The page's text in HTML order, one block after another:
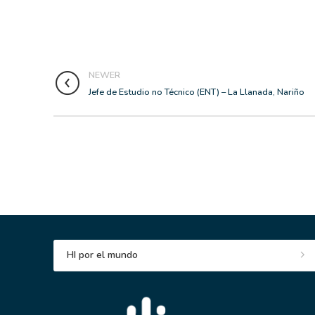
NEWER
Jefe de Estudio no Técnico (ENT) – La Llanada, Nariño
HI por el mundo